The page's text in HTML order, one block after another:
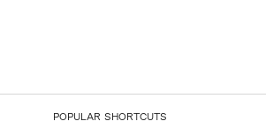
POPULAR SHORTCUTS